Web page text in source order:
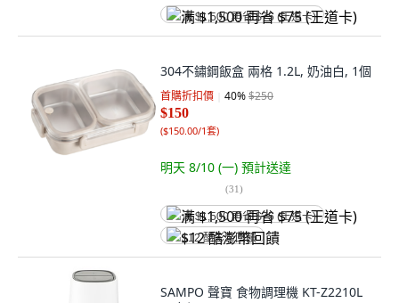
满 $1,500 再省 $75 (王道卡)
304不鏽鋼飯盒 兩格 1.2L, 奶油白, 1個
首購折扣價 40%$250
$150
($150.00/1套)
明天 8/10 (一) 預計送達
(31)
满 $1,500 再省 $75 (王道卡)
$12 酷澎幣回饋
SAMPO 聲寶 食物調理機 KT-Z2210L